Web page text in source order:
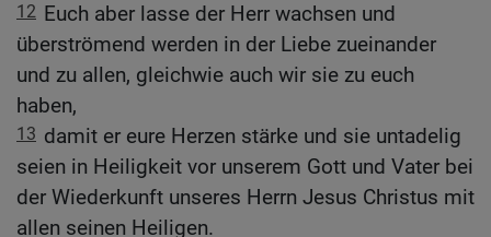
12 Euch aber lasse der Herr wachsen und
überströmend werden in der Liebe zueinander
und zu allen, gleichwie auch wir sie zu euch
haben,
13 damit er eure Herzen stärke und sie untadelig
seien in Heiligkeit vor unserem Gott und Vater bei
der Wiederkunft unseres Herrn Jesus Christus mit
allen seinen Heiligen.